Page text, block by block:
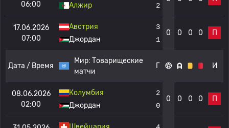
06:00
Алжир
2
17.06.2026
07:00
Австрия
Джордан
3
1
0 0 0 0 П
Дата / Время
Мир: Товарищеские
матчи
Г И
08.06.2026
02:00
Колумбия
Джордан
2
0
0 0 0 0 П